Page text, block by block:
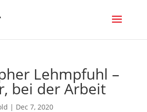
Lehmpfuhl –
bei der Arbeit
| Dec 7, 2020